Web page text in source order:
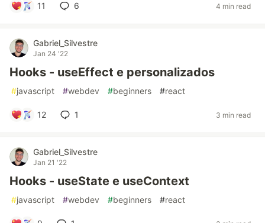
11 6 4 min read
Gabriel_Silvestre
Jan 24 '22
Hooks - useEffect e personalizados
#javascript #webdev #beginners #react
12 1 3 min read
Gabriel_Silvestre
Jan 21 '22
Hooks - useState e useContext
#javascript #webdev #beginners #react